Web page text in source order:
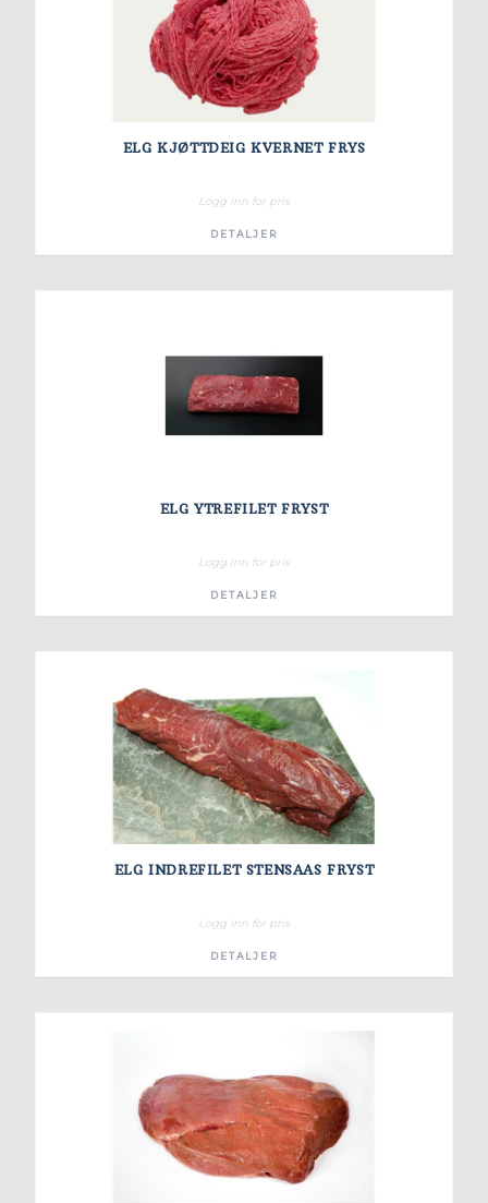
ELG KJØTTDEIG KVERNET FRYS
Logg inn for pris
DETALJER
ELG YTREFILET FRYST
Logg inn for pris
DETALJER
ELG INDREFILET STENSAAS FRYST
Logg inn for pris
DETALJER